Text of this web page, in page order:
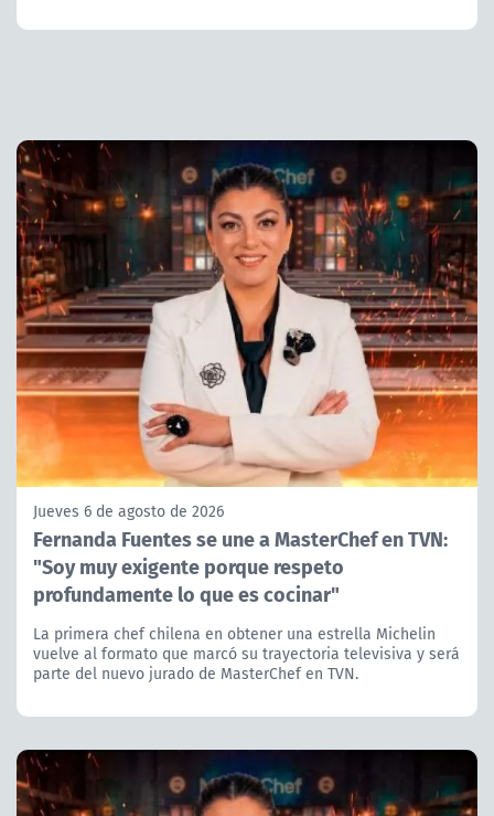
Jueves 6 de agosto de 2026
Fernanda Fuentes se une a MasterChef en TVN:
"Soy muy exigente porque respeto
profundamente lo que es cocinar"
La primera chef chilena en obtener una estrella Michelin
vuelve al formato que marcó su trayectoria televisiva y será
parte del nuevo jurado de MasterChef en TVN.